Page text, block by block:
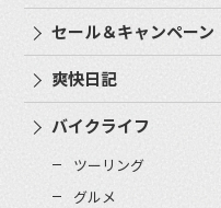
セール＆キャンペーン
爽快日記
バイクライフ
ツーリング
グルメ